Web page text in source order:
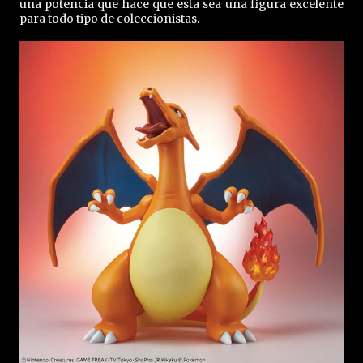
una potencia que hace que esta sea una figura excelente
para todo tipo de coleccionistas.